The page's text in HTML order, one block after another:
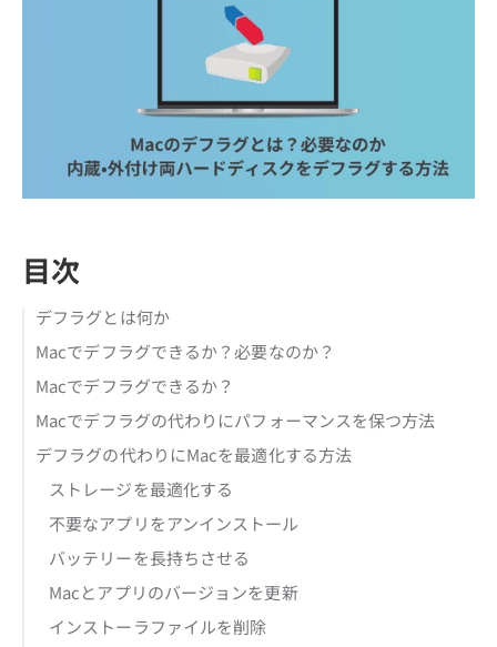
目次
デフラグとは何か
Macでデフラグできるか？必要なのか？
Macでデフラグできるか？
Macでデフラグの代わりにパフォーマンスを保つ方法
デフラグの代わりにMacを最適化する方法
ストレージを最適化する
不要なアプリをアンインストール
バッテリーを長持ちさせる
Macとアプリのバージョンを更新
インストーラファイルを削除